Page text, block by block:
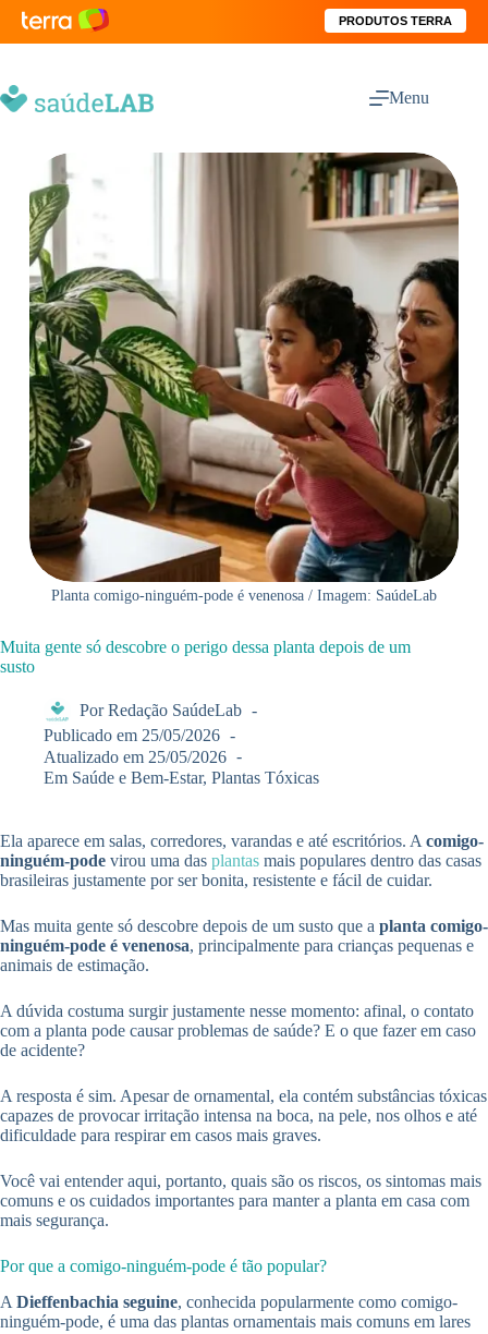
PRODUTOS TERRA
Menu
Planta comigo-ninguém-pode é venenosa / Imagem: SaúdeLab
Muita gente só descobre o perigo dessa planta depois de um
susto
Por Redação SaúdeLab
Publicado em 25/05/2026
Atualizado em 25/05/2026
Em Saúde e Bem-Estar,Plantas Tóxicas
Ela aparece em salas, corredores, varandas e até escritórios. A comigo-
ninguém-pode virou uma das plantas mais populares dentro das casas
brasileiras justamente por ser bonita, resistente e fácil de cuidar.
Mas muita gente só descobre depois de um susto que a planta comigo-
ninguém-pode é venenosa, principalmente para crianças pequenas e
animais de estimação.
A dúvida costuma surgir justamente nesse momento: afinal, o contato
com a planta pode causar problemas de saúde? E o que fazer em caso
de acidente?
A resposta é sim. Apesar de ornamental, ela contém substâncias tóxicas
capazes de provocar irritação intensa na boca, na pele, nos olhos e até
dificuldade para respirar em casos mais graves.
Você vai entender aqui, portanto, quais são os riscos, os sintomas mais
comuns e os cuidados importantes para manter a planta em casa com
mais segurança.
Por que a comigo-ninguém-pode é tão popular?
A Dieffenbachia seguine, conhecida popularmente como comigo-
ninguém-pode, é uma das plantas ornamentais mais comuns em lares